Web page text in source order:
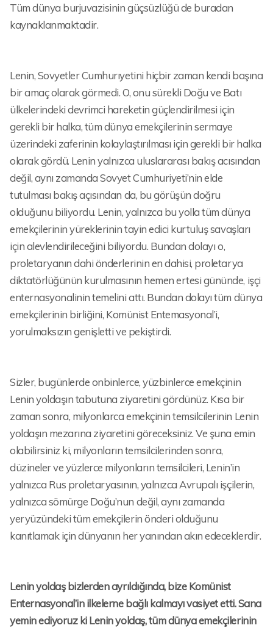
Tüm dünya burjuvazisinin güçsüzlüğü de buradan
kaynaklanmaktadir.
Lenin, Sovyetler Cumhurıyetini hiçbir zaman kendi başına
bir amaç olarak görmedi. O, onu sürekli Doğu ve Batı
ülkelerindeki devrimci hareketin güçlendirilmesi için
gerekli bir halka, tüm dünya emekçilerinin sermaye
üzerindeki zaferinin kolaylaştırılması için gerekli bir halka
olarak gördü. Lenin yalnızca uluslararası bakış acısından
değil, aynı zamanda Sovyet Cumhuriyeti’nin elde
tutulması bakış açısından da, bu görüşün doğru
olduğunu biliyordu. Lenin, yalnızca bu yolla tüm dünya
emekçilerinin yüreklerinin tayin edici kurtuluş savaşları
için alevlendirileceğini biliyordu. Bundan dolayı o,
proletaryanın dahi önderlerinin en dahisi, proletarya
diktatörlüğünün kurulmasının hemen ertesi gününde, işçi
enternasyonalinin temelini attı. Bundan dolayı tüm dünya
emekçilerinin birliğini, Komünist Entemasyonal’i,
yorulmaksızın genişletti ve pekiştirdi.
Sizler, bugünlerde onbinlerce, yüzbinlerce emekçinin
Lenin yoldaşın tabutuna ziyaretini gördünüz. Kısa bir
zaman sonra, milyonlarca emekçinin temsilcilerinin Lenin
yoldaşın mezarına ziyaretini göreceksiniz. Ve şuna emin
olabilirsiniz ki, milyonların temsilcilerinden sonra,
düzineler ve yüzlerce milyonların temsilcileri, Lenin’in
yalnızca Rus proletaryasının, yalnızca Avrupalı işçilerin,
yalnızca sömürge Doğu’nun değil, aynı zamanda
yeryüzündeki tüm emekçilerin önderi olduğunu
kanıtlamak için dünyanın her yanından akın edeceklerdir.
Lenin yoldaş bizlerden ayrıldığında, bize Komünist
Enternasyonal’in ilkelerne bağlı kalmayı vasiyet etti. Sana
yemin ediyoruz ki Lenin yoldaş, tüm dünya emekçilerinin